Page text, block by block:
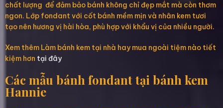
chất lượng để đảm bảo bánh không chỉ đẹp mắt mà còn thơm
ngon. Lớp fondant với cốt bánh mềm mịn và nhân kem tươi
tạo nên hương vị hài hòa, phù hợp với khẩu vị của nhiều người.
Xem thêm Làm bánh kem tại nhà hay mua ngoài tiệm nào tiết
kiệm hơn tại đây
Các mẫu bánh fondant tại bánh kem
Hannie